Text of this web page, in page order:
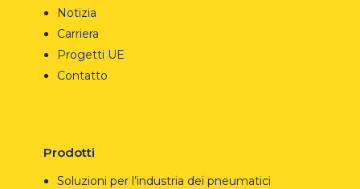
Notizia
Carriera
Progetti UE
Contatto
Prodotti
Soluzioni per l’industria dei pneumatici